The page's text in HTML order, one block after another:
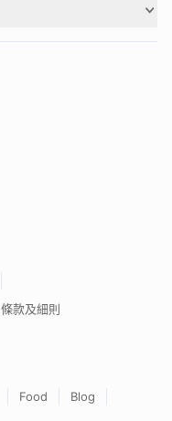
條款及細則
Food
Blog